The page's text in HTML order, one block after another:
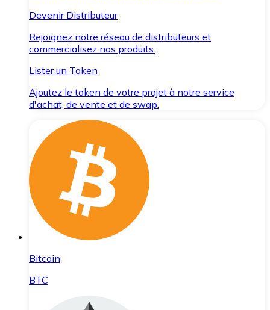
Devenir Distributeur
Rejoignez notre réseau de distributeurs et
commercialisez nos produits.
Lister un Token
Ajoutez le token de votre projet à notre service
d'achat, de vente et de swap.
Bitcoin
BTC